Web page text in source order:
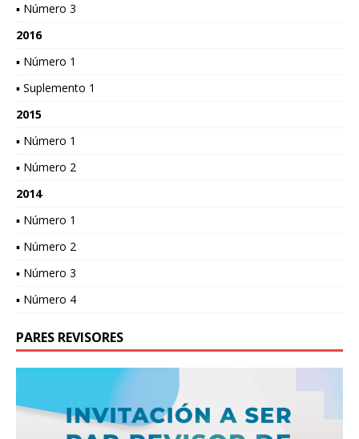
▪ Número 3
2016
▪ Número 1
▪ Suplemento 1
2015
▪ Número 1
▪ Número 2
2014
▪ Número 1
▪ Número 2
▪ Número 3
▪ Número 4
PARES REVISORES